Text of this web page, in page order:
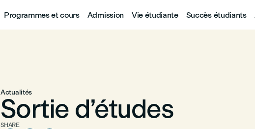
Programmes et cours Admission Vie étudiante Succès étudiants
Actualités
Sortie d’études
SHARE